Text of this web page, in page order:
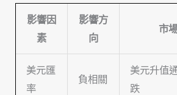
影響因
素
影響方
向
市
美元匯
率
負相關
美元升值
跌